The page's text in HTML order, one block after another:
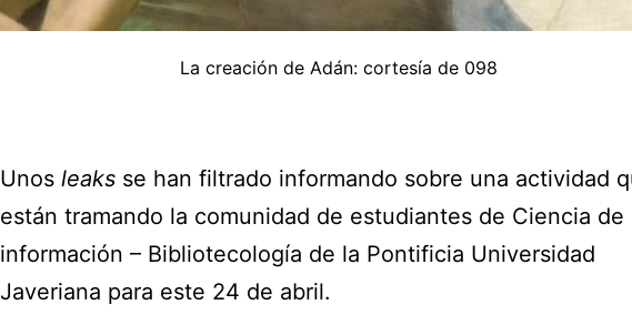
La creación de Adán: cortesía de 098
Unos leaks se han filtrado informando sobre una actividad
están tramando la comunidad de estudiantes de Ciencia de
información – Bibliotecología de la Pontificia Universidad
Javeriana para este 24 de abril.